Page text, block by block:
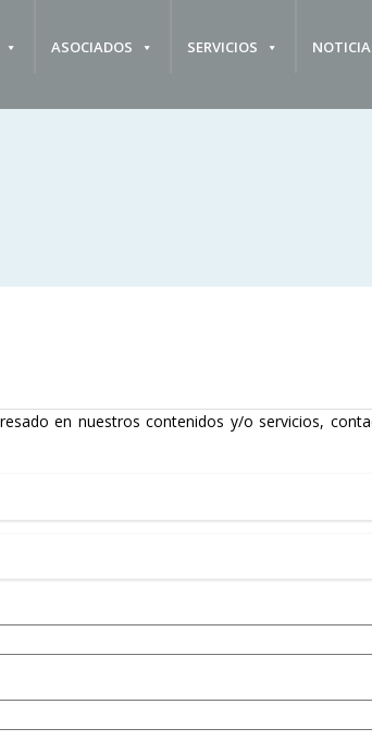
ASOCIADOS SERVICIOS
en nuestros contenidos y/o servicios,